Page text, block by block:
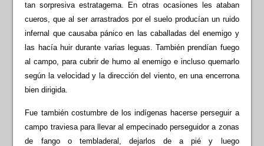
tan sorpresiva estratagema. En otras ocasiones les ataban
cueros, que al ser arrastrados por el suelo producían un ruido
infernal que causaba pánico en las caballadas del enemigo y
las hacía huir durante varias leguas. También prendían fuego
al campo, para cubrir de humo al enemigo e incluso quemarlo
según la velocidad y la dirección del viento, en una encerrona
bien dirigida.
Fue también costumbre de los indígenas hacerse perseguir a
campo traviesa para llevar al empecinado perseguidor a zonas
de fango o tembladeral, dejarlos de a pié y luego